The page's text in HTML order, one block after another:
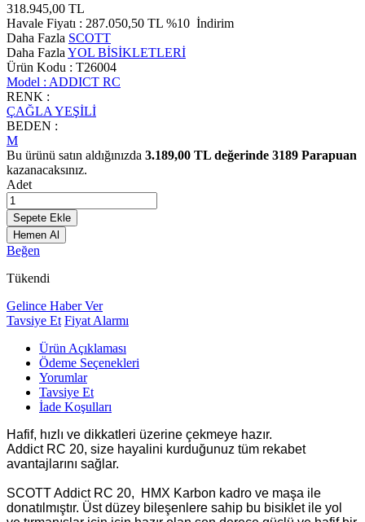
318.945,00 TL
Havale Fiyatı : 287.050,50 TL %10 İndirim
Daha Fazla SCOTT
Daha Fazla YOL BİSİKLETLERİ
Ürün Kodu : T26004
Model : ADDICT RC
RENK :
ÇAĞLA YEŞİLİ
BEDEN :
M
Bu ürünü satın aldığınızda 3.189,00 TL değerinde 3189 Parapuan
kazanacaksınız.
Adet
Sepete Ekle
Hemen Al
Beğen
Tükendi
Gelince Haber Ver
Tavsiye Et Fiyat Alarmı
Ürün Açıklaması
Ödeme Seçenekleri
Yorumlar
Tavsiye Et
İade Koşulları
Hafif, hızlı ve dikkatleri üzerine çekmeye hazır.
Addict RC 20, size hayalini kurduğunuz tüm rekabet
avantajlarını sağlar.
SCOTT Addict RC 20, HMX Karbon kadro ve maşa ile
donatılmıştır. Üst düzey bileşenlere sahip bu bisiklet ile yol